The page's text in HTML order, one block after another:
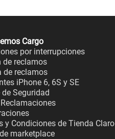
Cargo
por interrupciones
de reclamos
de reclamos
iPhone 6, 6S y SE
Seguridad
y Condiciones de Tienda Claro
marketplace